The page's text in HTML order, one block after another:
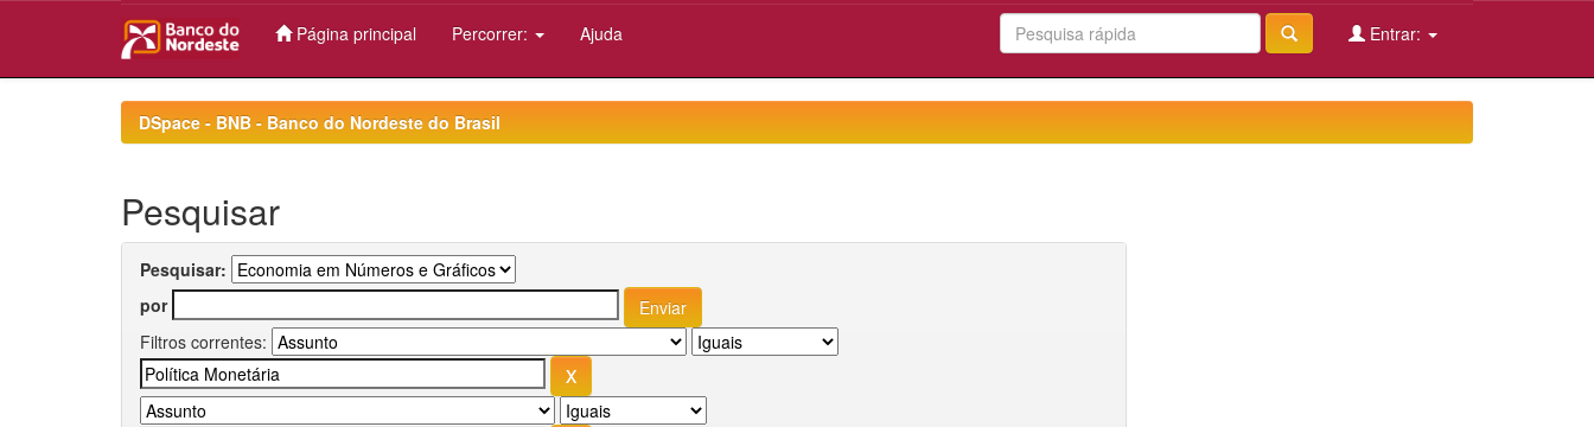
Página principal Percorrer: Ajuda Entrar:
DSpace - BNB - Banco do Nordeste do Brasil
Pesquisar
Pesquisar:
por
Filtros correntes: